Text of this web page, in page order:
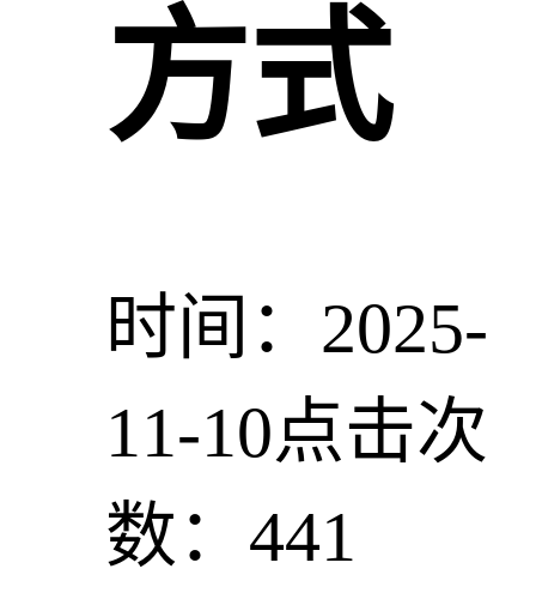
方式
时间：2025-
11-10点击次
数：441